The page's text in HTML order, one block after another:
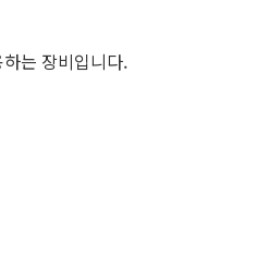
는 장비입니다.